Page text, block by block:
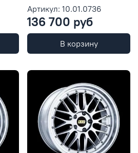
Артикул: 10.01.0736
136 700 руб
В корзину